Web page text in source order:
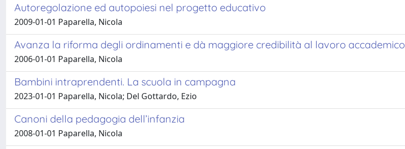
Autoregolazione ed autopoiesi nel progetto educativo
2009-01-01 Paparella, Nicola
Avanza la riforma degli ordinamenti e dà maggiore credibilità al lavoro accademico
2006-01-01 Paparella, Nicola
Bambini intraprendenti. La scuola in campagna
2023-01-01 Paparella, Nicola; Del Gottardo, Ezio
Canoni della pedagogia dell’infanzia
2008-01-01 Paparella, Nicola